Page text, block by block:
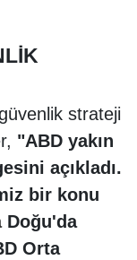
strateji
"ABD yakın
açıkladı.
bir konu
Doğu'da
Orta